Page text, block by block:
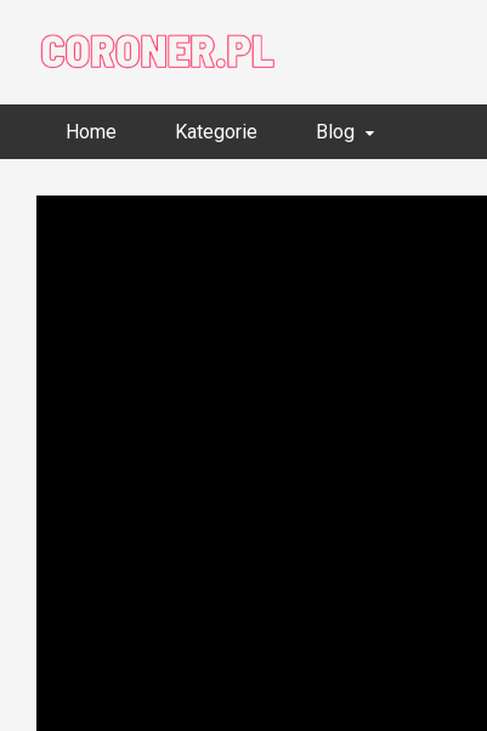
content
Home Kategorie Blog